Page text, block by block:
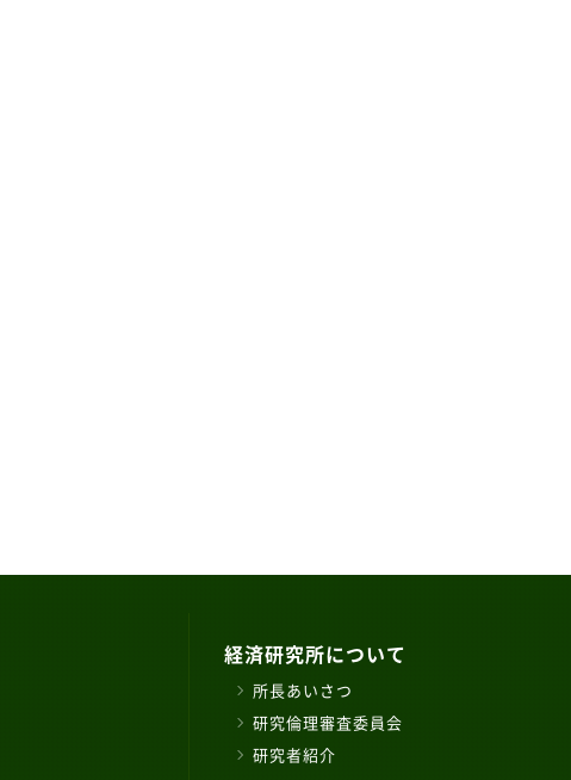
経済研究所について
所長あいさつ
研究倫理審査委員会
研究者紹介